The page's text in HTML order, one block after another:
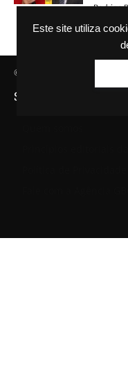
Este site utiliza
Rodrigo
© Agência GBC. Aqui tem
SAIBA MAIS SOBRE